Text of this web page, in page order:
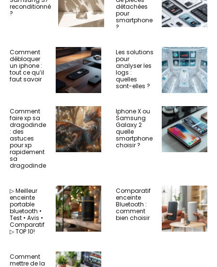
reconditionné
?
détachées
pour
smartphone
?
Comment
débloquer
un iphone :
tout ce qu’il
faut savoir
Les solutions
pour
analyser les
logs :
quelles
sont-elles ?
Comment
faire xp sa
dragodinde
: des
astuces
pour xp
rapidement
sa
dragodinde
Iphone X ou
Samsung
Galaxy 2
quelle
smartphone
choisir ?
▷ Meilleur
enceinte
portable
bluetooth •
Test • Avis •
Comparatif
▷ TOP 10!
Comparatif
enceinte
Bluetooth :
comment
bien choisir
Comment
mettre de la